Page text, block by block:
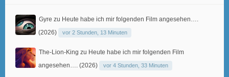
Gyre zu Heute habe ich mir folgenden Film angesehen….
(2026)
vor 2 Stunden, 13 Minuten
The-Lion-King zu Heute habe ich mir folgenden Film
angesehen…. (2026)
vor 4 Stunden, 33 Minuten